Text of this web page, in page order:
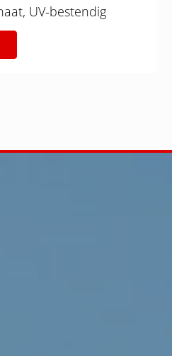
UV-bestendig